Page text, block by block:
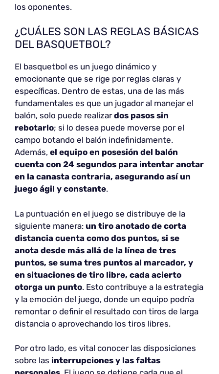
los oponentes.
¿CUÁLES SON LAS REGLAS BÁSICAS
DEL BASQUETBOL?
El basquetbol es un juego dinámico y
emocionante que se rige por reglas claras y
específicas. Dentro de estas, una de las más
fundamentales es que un jugador al manejar el
balón, solo puede realizardos pasos sin
rebotarlo; si lo desea puede moverse por el
campo botando el balón indefinidamente.
Además, el equipo en posesión del balón
cuenta con 24 segundos para intentar anotar
en la canasta contraria, asegurando así un
juego ágil y constante.
La puntuación en el juego se distribuye de la
siguiente manera: un tiro anotado de corta
distancia cuenta como dos puntos, si se
anota desde más allá de la línea de tres
puntos, se suma tres puntos al marcador, y
en situaciones de tiro libre, cada acierto
otorga un punto. Esto contribuye a la estrategia
y la emoción del juego, donde un equipo podría
remontar o definir el resultado con tiros de larga
distancia o aprovechando los tiros libres.
Por otro lado, es vital conocer las disposiciones
sobre las interrupciones y las faltas